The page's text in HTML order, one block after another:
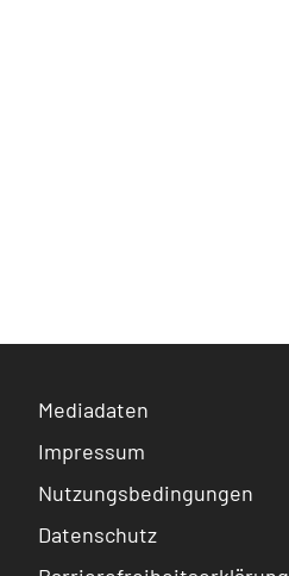
Mediadaten
Impressum
Nutzungsbedingungen
Datenschutz